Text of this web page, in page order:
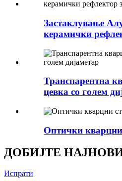
Застаклување
керамички
Транспарентна
цевка со голем
Оптички
ДОБИЈТЕ
Испрати